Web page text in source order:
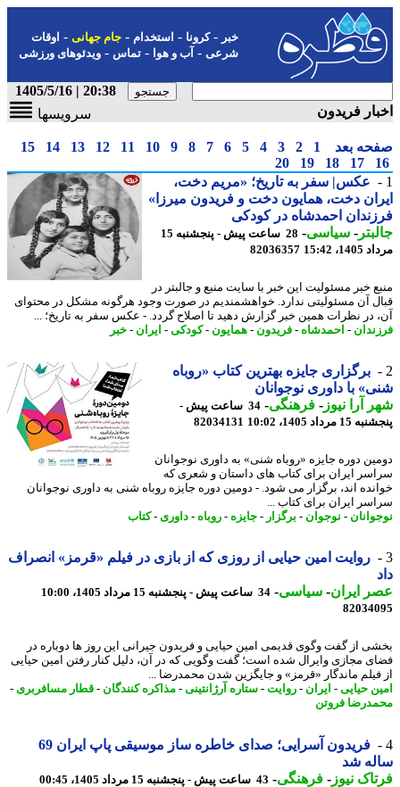
-کرونا-استخدام- جام جهانی-اوقات
شرعی-آب و هوا-تماس-ویدئوهای ورزشی
20:38 | 1405/5/16
فریدون
سرویسها
بعد 1
2
3
4
5
6
7
8
9
10
11
12
13
14
15
17
18
19
20
عکس| سفر به تاریخ؛ «مریم دخت،
دخت، همایون دخت و فریدون میرزا»
احمدشاه در کودکی
-سیاسی-
28 ساعت پیش - پنجشنبه 15
15:42
82036357
خبر مسئولیت این خبر با سایت منبع و جالبتر در
آن مسئولیتی ندارد. خواهشمندیم در صورت وجود هرگونه مشکل در محتوای
در نظرات همین خبر گزارش دهید تا اصلاح گردد. - عکس سفر به تاریخ؛ ...
- احمدشاه-فریدون-همایون-کودکی-ایران - خبر
برگزاری جایزه بهترین کتاب «روباه
با داوری نوجوانان
آرا نیوز-فرهنگی-
34 ساعت پیش -
1405، 10:02
82034131
دوره جایزه «روباه شنی» به داوری نوجوانان
ایران برای کتاب های داستان و شعری که
اند، برگزار می شود. - دومین دوره جایزه روباه شنی به داوری نوجوانان
ایران برای کتاب ...
-نوجوان- برگزار - جایزه-روباه -داوری - کتاب
روایت امین حیایی از روزی که از بازی در فیلم «قرمز» انصراف
ایران- سیاسی-34 ساعت پیش - پنجشنبه 15 مرداد 1405، 10:00
از گفت وگوی قدیمی امین حیایی و فریدون جیرانی این روز ها دوباره در
مجازی وایرال شده است؛ گفت وگویی که در آن، دلیل کنار رفتن امین حیایی
ماندگار «قرمز» و جایگزین شدن محمدرضا ...
حیایی-ایران - روایت-ستاره آرژانتینی-مذاکره کنندگان-قطار مسافربری -
فروتن
فریدون آسرایی؛ صدای خاطره ساز موسیقی پاپ ایران 69
شد
نیوز-فرهنگی-43 ساعت پیش - پنجشنبه 15 مرداد 1405، 00:45